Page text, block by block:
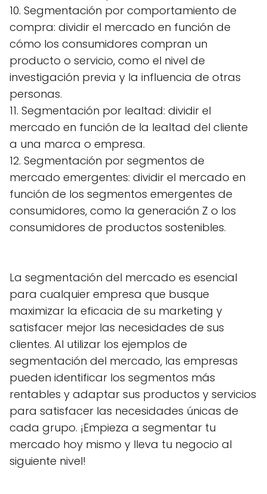
10. Segmentación por comportamiento de
compra: dividir el mercado en función de
cómo los consumidores compran un
producto o servicio, como el nivel de
investigación previa y la influencia de otras
personas.
11. Segmentación por lealtad: dividir el
mercado en función de la lealtad del cliente
a una marca o empresa.
12. Segmentación por segmentos de
mercado emergentes: dividir el mercado en
función de los segmentos emergentes de
consumidores, como la generación Z o los
consumidores de productos sostenibles.
La segmentación del mercado es esencial
para cualquier empresa que busque
maximizar la eficacia de su marketing y
satisfacer mejor las necesidades de sus
clientes. Al utilizar los ejemplos de
segmentación del mercado, las empresas
pueden identificar los segmentos más
rentables y adaptar sus productos y servicios
para satisfacer las necesidades únicas de
cada grupo. ¡Empieza a segmentar tu
mercado hoy mismo y lleva tu negocio al
siguiente nivel!